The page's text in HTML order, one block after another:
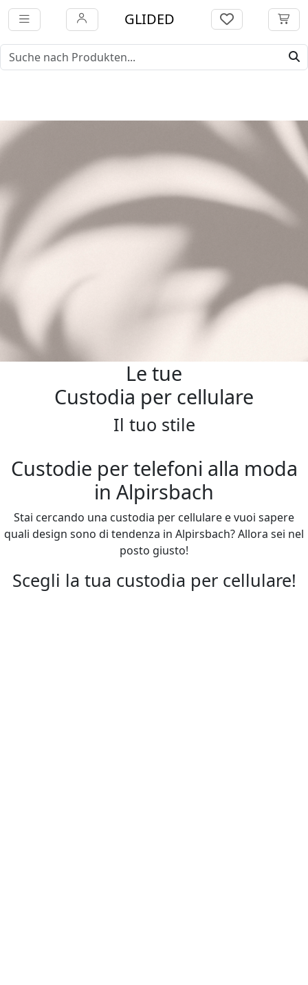
GLIDED
Le tue
Custodia per cellulare
Il tuo stile
Custodie per telefoni alla moda
in Alpirsbach
Stai cercando una custodia per cellulare e vuoi sapere
quali design sono di tendenza in Alpirsbach? Allora sei nel
posto giusto!
Scegli la tua custodia per cellulare!